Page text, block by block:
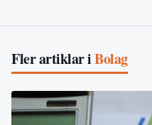
Fler artiklar iBolag